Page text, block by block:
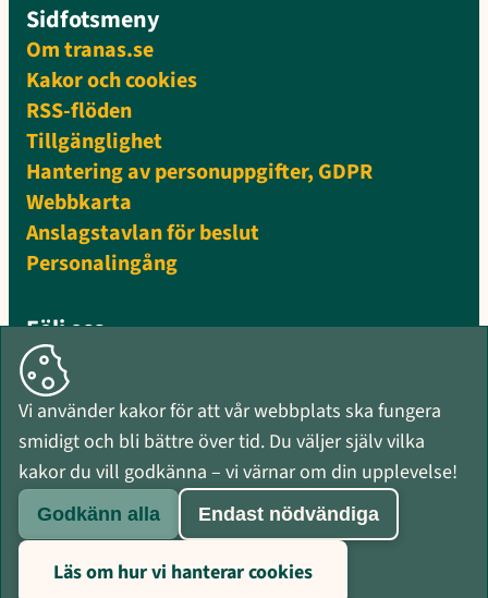
Sidfotsmeny
Om tranas.se
Kakor och cookies
RSS-flöden
Tillgänglighet
Hantering av personuppgifter, GDPR
Webbkarta
Anslagstavlan för beslut
Personalingång
Följ oss
Facebook
Instagram
Mynewsdesk
RSS-flöden
Vi använder kakor för att vår webbplats ska fungera
smidigt och bli bättre över tid. Du väljer själv vilka
kakor du vill godkänna – vi värnar om din upplevelse!
Godkänn alla Endast nödvändiga
Läs om hur vi hanterar cookies